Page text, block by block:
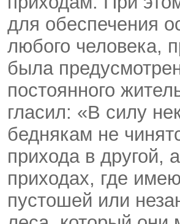
для обеспечения
любого человека,
была
постоянного
гласил: «В силу
беднякам не
прихода в другой,
приходах, где
пустошей или